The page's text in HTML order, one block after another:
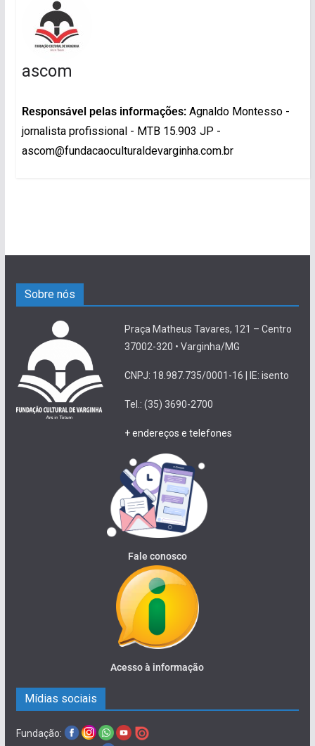
ascom
Responsável pelas informações:Agnaldo Montesso -
jornalista profissional - MTB 15.903 JP -
ascom@fundacaoculturaldevarginha.com.br
Sobre nós
Praça Matheus Tavares, 121 – Centro
37002-320 • Varginha/MG
CNPJ: 18.987.735/0001-16 | IE: isento
Tel.: (35) 3690-2700
+ endereços e telefones
Fale conosco
Acesso à informação
Mídias sociais
Fundação: